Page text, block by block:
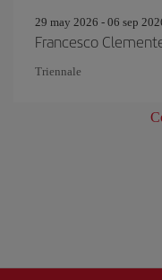
29 may 2026 - 06 sep
Francesco
Triennale